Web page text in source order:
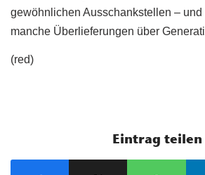
gewöhnlichen Ausschankstellen – und
manche Überlieferungen über
(red)
Eintrag teilen